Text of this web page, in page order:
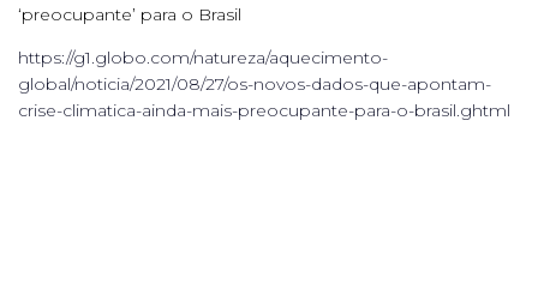
‘preocupante’ para o Brasil
https://g1.globo.com/natureza/aquecimento-
global/noticia/2021/08/27/os-novos-dados-que-apontam-
crise-climatica-ainda-mais-preocupante-para-o-brasil.ghtml